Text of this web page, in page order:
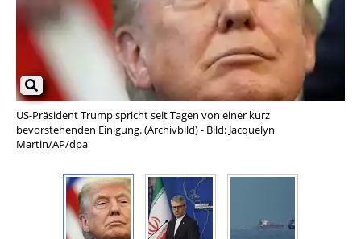
US-Präsident Trump spricht seit Tagen von einer kurz
bevorstehenden Einigung. (Archivbild) - Bild: Jacquelyn
Martin/AP/dpa